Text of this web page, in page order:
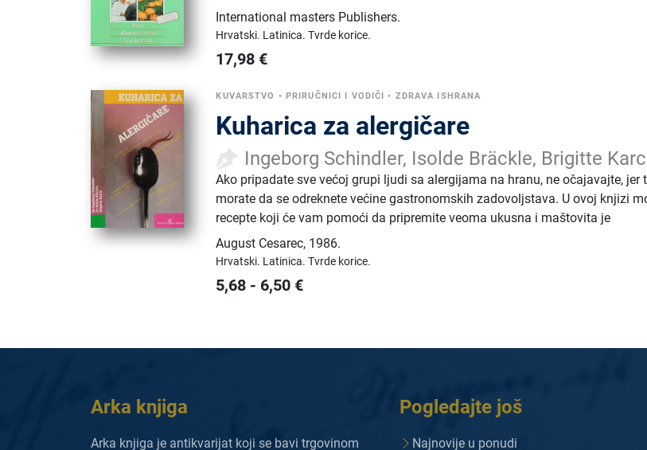
International masters Publishers.
Hrvatski. Latinica.Tvrde korice.
17,98 €
KUVARSTVO • PRIRUČNICI I VODIČI • ZDRAVA ISHRANA
Kuharica za alergičare
Ingeborg Schindler, Isolde Bräckle, Brigitte
Ako pripadate sve većoj grupi ljudi sa alergijama na hranu, ne očajavajte, jer
morate da se odreknete većine gastronomskih zadovoljstava. U ovoj knjizi
recepte koji će vam pomoći da pripremite veoma ukusna i maštovita je
August Cesarec, 1986.
Hrvatski. Latinica.Tvrde korice.
5,68 - 6,50 €
Arka knjiga
Arka knjiga je antikvarijat koji se bavi trgovinom
Pogledajte još
Najnovije u ponudi